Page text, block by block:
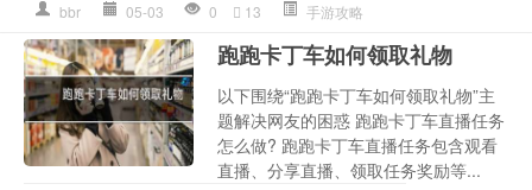
bbr 05-03 0 13 手游攻略
跑跑卡丁车如何领取礼物
以下围绕“跑跑卡丁车如何领取礼物”主
题解决网友的困惑 跑跑卡丁车直播任务
怎么做? 跑跑卡丁车直播任务包含观看
直播、分享直播、领取任务奖励等...